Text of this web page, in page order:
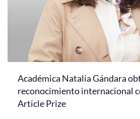
Académica Natalia Gándara
reconocimiento internacional
Article Prize